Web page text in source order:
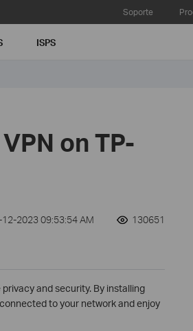
Soporte
ISPS
on TP-
2023 09:53:54 AM 130651
and security. By installing
to your network and enjoy